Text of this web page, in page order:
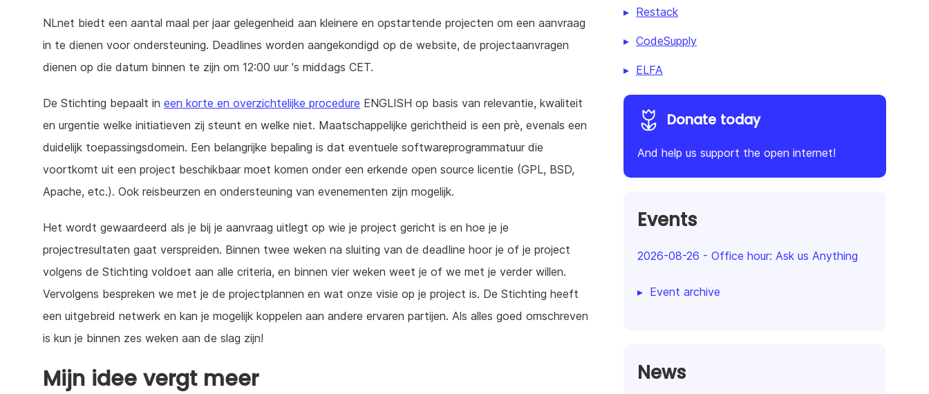
NLnet biedt een aantal maal per jaar gelegenheid aan kleinere en opstartende projecten om een aanvraag
in te dienen voor ondersteuning. Deadlines worden aangekondigd op de website, de projectaanvragen
dienen op die datum binnen te zijn om 12:00 uur 's middags CET.
De Stichting bepaalt in een korte en overzichtelijke procedure ENGLISH op basis van relevantie, kwaliteit
en urgentie welke initiatieven zij steunt en welke niet. Maatschappelijke gerichtheid is een prè, evenals een
duidelijk toepassingsdomein. Een belangrijke bepaling is dat eventuele softwareprogrammatuur die
voortkomt uit een project beschikbaar moet komen onder een erkende open source licentie (GPL, BSD,
Apache, etc.). Ook reisbeurzen en ondersteuning van evenementen zijn mogelijk.
Het wordt gewaardeerd als je bij je aanvraag uitlegt op wie je project gericht is en hoe je je
projectresultaten gaat verspreiden. Binnen twee weken na sluiting van de deadline hoor je of je project
volgens de Stichting voldoet aan alle criteria, en binnen vier weken weet je of we met je verder willen.
Vervolgens bespreken we met je de projectplannen en wat onze visie op je project is. De Stichting heeft
een uitgebreid netwerk en kan je mogelijk koppelen aan andere ervaren partijen. Als alles goed omschreven
is kun je binnen zes weken aan de slag zijn!
Mijn idee vergt meer
Restack
CodeSupply
ELFA
Donate today
And help us support the open internet!
Events
2026-08-26 - Office hour: Ask us Anything
Event archive
News